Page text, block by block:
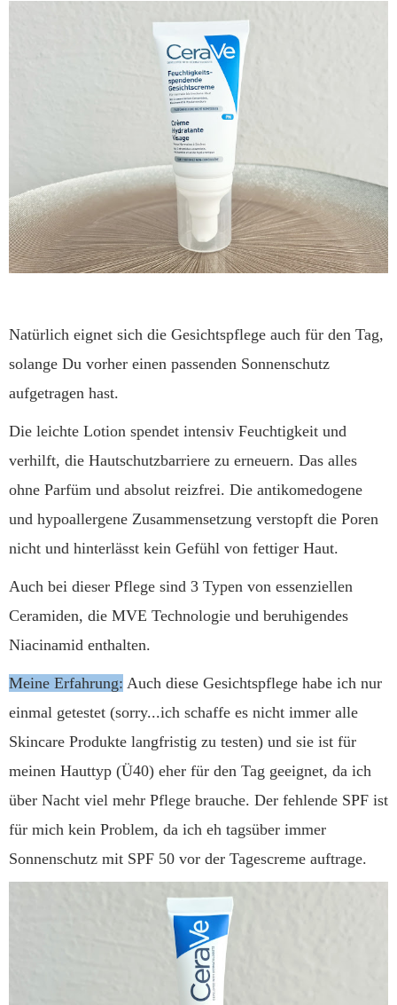
Natürlich eignet sich die Gesichtspflege auch für den Tag,
solange Du vorher einen passenden Sonnenschutz
aufgetragen hast.
Die leichte Lotion spendet intensiv Feuchtigkeit und
verhilft, die Hautschutzbarriere zu erneuern. Das alles
ohne Parfüm und absolut reizfrei. Die antikomedogene
und hypoallergene Zusammensetzung verstopft die Poren
nicht und hinterlässt kein Gefühl von fettiger Haut.
Auch bei dieser Pflege sind 3 Typen von essenziellen
Ceramiden, die MVE Technologie und beruhigendes
Niacinamid enthalten.
Meine Erfahrung: Auch diese Gesichtspflege habe ich nur
einmal getestet (sorry...ich schaffe es nicht immer alle
Skincare Produkte langfristig zu testen) und sie ist für
meinen Hauttyp (Ü40) eher für den Tag geeignet, da ich
über Nacht viel mehr Pflege brauche. Der fehlende SPF ist
für mich kein Problem, da ich eh tagsüber immer
Sonnenschutz mit SPF 50 vor der Tagescreme auftrage.